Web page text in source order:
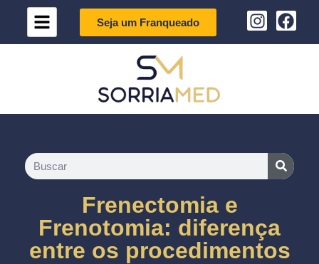
Seja um Franqueado
Frenectomia e
Frenotomia: diferença
entre os procedimentos